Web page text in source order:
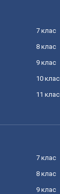
7 клас
8 клас
9 клас
10 клас
11 клас
7 клас
8 клас
9 клас